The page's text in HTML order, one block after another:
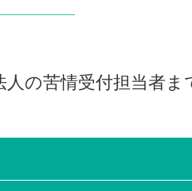
の苦情受付担当者ま